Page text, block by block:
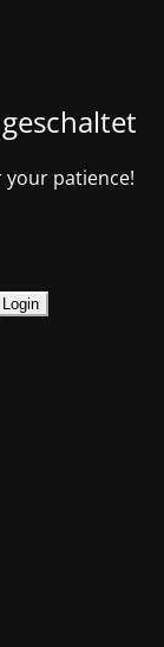
your patience!